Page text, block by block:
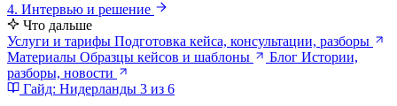
4. Интервью и решение
Что дальше
Услуги и тарифы Подготовка кейса, консультации, разборы
Материалы Образцы кейсов и шаблоны Блог Истории,
разборы, новости
Гайд: Нидерланды 3 из 6